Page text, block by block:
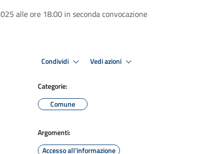
alle ore 18.00 in seconda convocazione
Condividi Vedi azioni
Categorie:
Comune
Argomenti:
Accesso all'informazione